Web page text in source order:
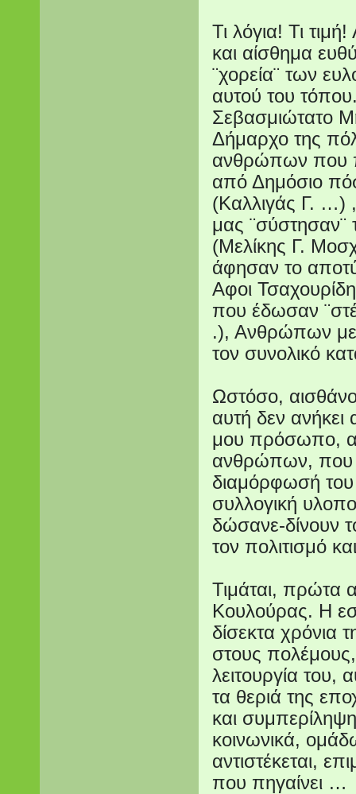
Τι λόγια! Τι
και αίσθημα
¨χορεία¨ των
αυτού του
Σεβασμιώτατο
Δήμαρχο της
ανθρώπων που
από Δημόσιο
(Καλλιγάς Γ. …)
μας ¨σύστησαν¨
(Μελίκης Γ.
άφησαν το
Αφοι
που έδωσαν
.), Ανθρώπων με
τον συνολικό
Ωστόσο,
αυτή δεν
μου πρόσωπο,
ανθρώπων, που
διαμόρφωσή του
συλλογική
δώσανε-δίνουν
τον πολιτισμό
Τιμάται, πρώτα
Κουλούρας. Η
δίσεκτα χρόνια
στους πολέμους,
λειτουργία του,
τα θεριά της
και
κοινωνικά,
αντιστέκεται,
που πηγαίνει …